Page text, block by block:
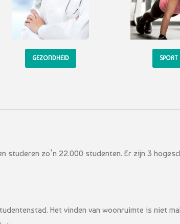
GEZONDHEID SPORT
studeren zo’n 22.000 studenten. Er zijn 3
Het vinden van woonruimte is niet